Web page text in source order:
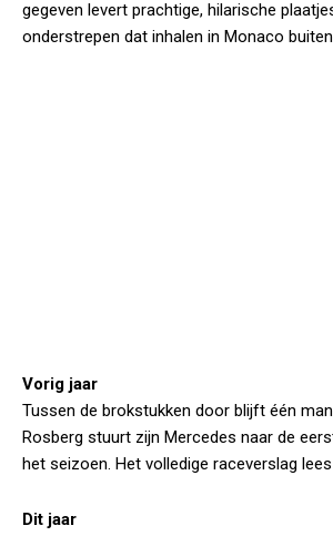
gegeven levert prachtige, hilarische
onderstrepen dat inhalen in Monaco
Vorig jaar
Tussen de brokstukken door blijft één
Rosberg stuurt zijn Mercedes naar de
het seizoen. Het volledige raceverslag
Dit jaar